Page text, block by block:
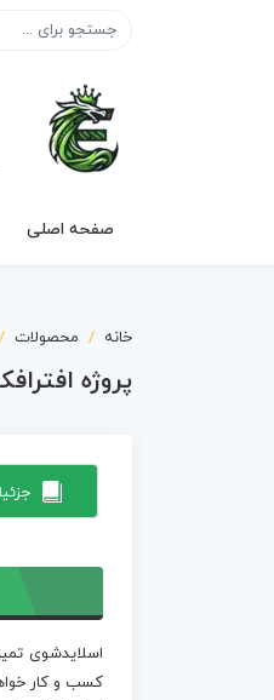
صفحه اصلی
خانه محصولات
پروژه
اسلایدشوی
کسب و کار